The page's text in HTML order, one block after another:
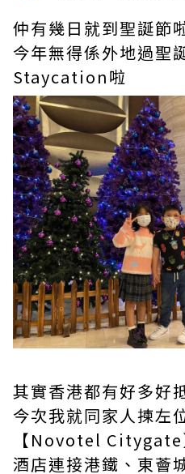
仲有幾日就到聖誕節
今年無得係外地過聖
Staycation啦
其實香港都有好多
今次我就同家人揀左
【Novotel Citygate
酒店連接港鐵、東薈